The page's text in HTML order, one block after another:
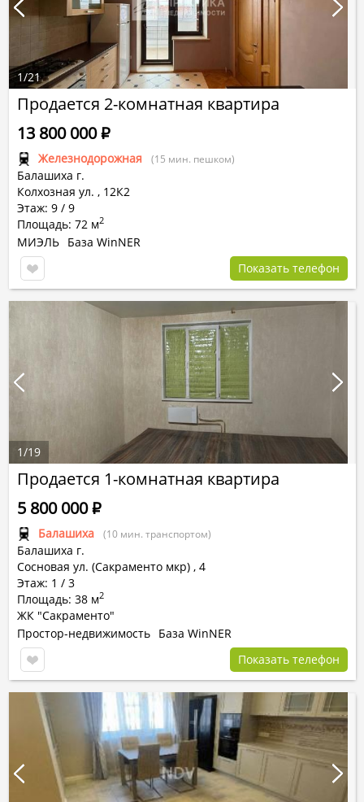
Продается 2-комнатная квартира
Железнодорожная (15 мин. пешком)
Балашиха г.
Колхозная ул. , 12К2
Этаж: 9 / 9
Площадь: 72 м2
13 800 000Р
МИЭЛЬ База WinNER
Показать телефон
1/21
Продается 1-комнатная квартира
Балашиха (10 мин. транспортом)
Балашиха г.
Сосновая ул. (Сакраменто мкр) , 4
Этаж: 1 / 3
Площадь: 38 м2
ЖК "Сакраменто"
5 800 000Р
Простор-недвижимость База WinNER
Показать телефон
1/19